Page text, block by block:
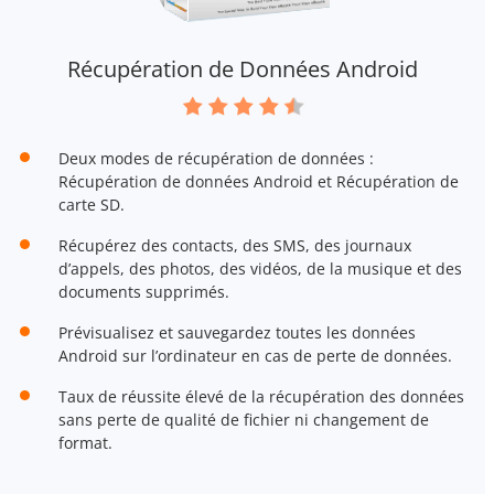
Récupération de Données Android
Deux modes de récupération de données :
Récupération de données Android et Récupération de
carte SD.
Récupérez des contacts, des SMS, des journaux
d’appels, des photos, des vidéos, de la musique et des
documents supprimés.
Prévisualisez et sauvegardez toutes les données
Android sur l’ordinateur en cas de perte de données.
Taux de réussite élevé de la récupération des données
sans perte de qualité de fichier ni changement de
format.